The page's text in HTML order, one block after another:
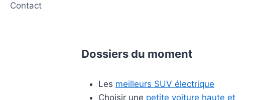
Contact
Dossiers du moment
Les meilleurs SUV électrique
Choisir une petite voiture haute et